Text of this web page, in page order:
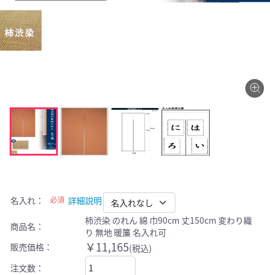
名入れ ： 必須 詳細説明
商品名：
柿渋染 のれん 綿 巾90cm 丈150cm 変わり織
り 無地 暖簾 名入れ可
販売価格：
￥11,165(税込)
注文数：